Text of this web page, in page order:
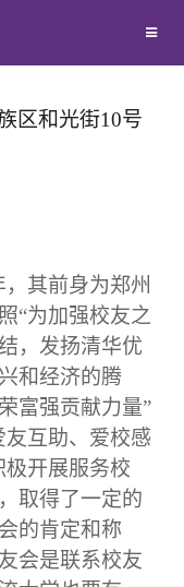
区和光街10号
，其前身为郑州
“为加强校友之
，发扬清华优
和经济的腾
富强贡献力量”
友互助、爱校感
极开展服务校
取得了一定的
的肯定和称
会是联系校友